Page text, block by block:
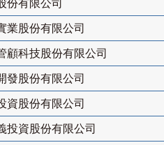
份有限公司
業股份有限公司
顧科技股份有限公司
發股份有限公司
資股份有限公司
投資股份有限公司